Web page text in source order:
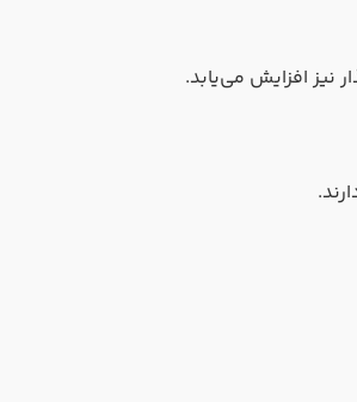
نیز افزایش می‌یابد.